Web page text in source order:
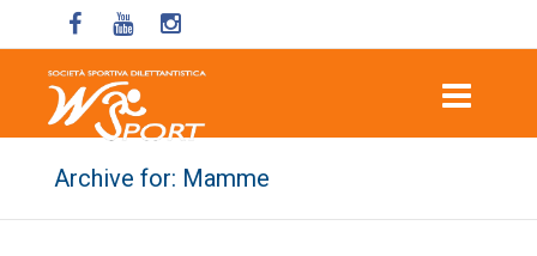
Archive for: Mamme